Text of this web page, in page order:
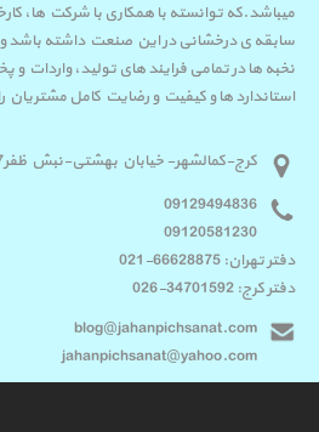
میباشد.که توانسته با همکاری با شرکت ها،
سابقه ی درخشانی در این صنعت داشته باشد
نخبه ها در تمامی فرایند های تولید، واردات
استاندارد ها و کیفیت و رضایت کامل مشتریان
کرج-کمالشهر- خیابان بهشتی-نبش ظفر7
09129494836
09120581230
دفتر تهران: 66628875-021
دفتر کرج: 34701592-026
blog@jahanpichsanat.com
jahanpichsanat@yahoo.com